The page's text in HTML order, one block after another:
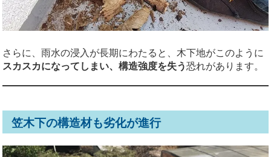
さらに、雨水の浸入が長期にわたると、木下地がこのように
スカスカになってしまい、構造強度を失う恐れがあります。
笠木下の構造材も劣化が進行